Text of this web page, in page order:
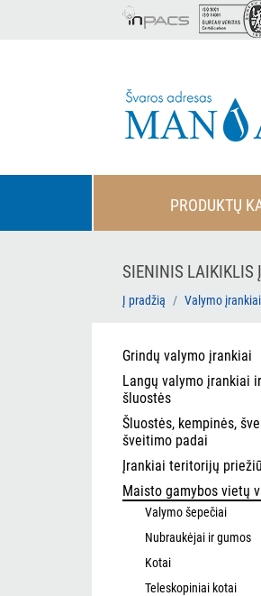
PRODUKTŲ
SIENINIS LAIKIKLIS
Į pradžią Valymo įrankiai
Grindų valymo įrankiai
Langų valymo įrankiai ir
šluostės
Šluostės, kempinės,
šveitimo padai
Įrankiai teritorijų
Maisto gamybos vietų
Valymo šepečiai
Nubraukėjai ir gumos
Kotai
Teleskopiniai kotai